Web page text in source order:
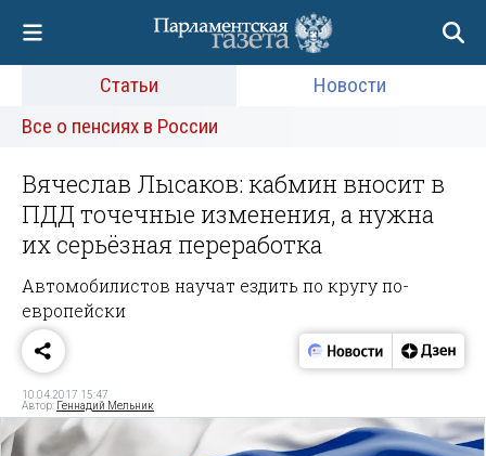
Статьи
Новости
Все о пенсиях в России
Вячеслав Лысаков: кабмин вносит в
ПДД точечные изменения, а нужна
их серьёзная переработка
Автомобилистов научат ездить по кругу по-
европейски
10.04.2017 15:47
Автор: Геннадий Мельник